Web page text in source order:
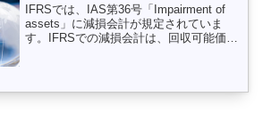
IFRSでは、IAS第36号「Impairment of
assets」に減損会計が規定されていま
す。IFRSでの減損会計は、回収可能価額